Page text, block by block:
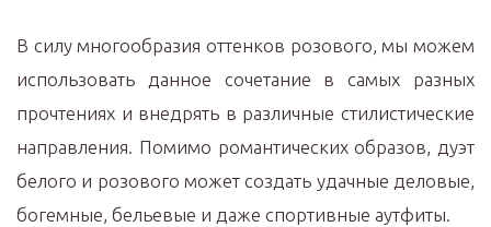
В силу многообразия оттенков розового, мы можем
использовать данное сочетание в самых разных
прочтениях и внедрять в различные стилистические
направления. Помимо романтических образов, дуэт
белого и розового может создать удачные деловые,
богемные, бельевые и даже спортивные аутфиты.